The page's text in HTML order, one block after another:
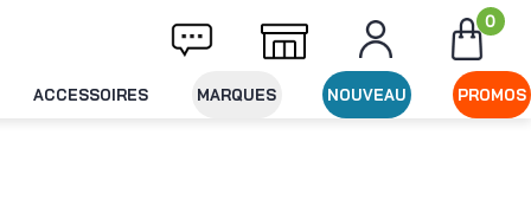
offerte dès 49€ d'achat 0
ACCESSOIRES MARQUES NOUVEAU PROMOS